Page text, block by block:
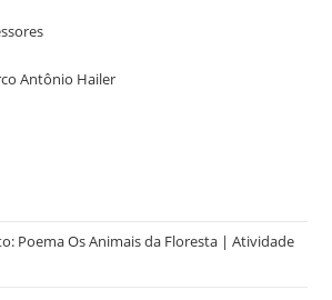
Antônio Hailer
Poema Os Animais da Floresta | Atividade